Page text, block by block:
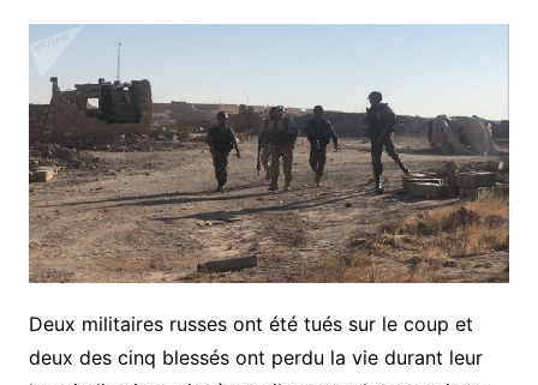
Deux militaires russes ont été tués sur le coup et
deux des cinq blessés ont perdu la vie durant leur